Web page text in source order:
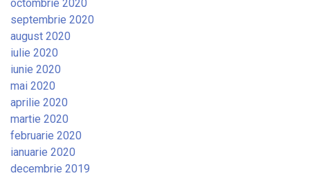
octombrie 2020
septembrie 2020
august 2020
iulie 2020
iunie 2020
mai 2020
aprilie 2020
martie 2020
februarie 2020
ianuarie 2020
decembrie 2019